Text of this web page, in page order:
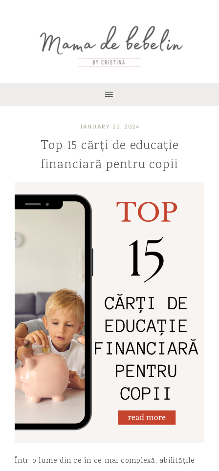
JANUARY 23, 2024
Top 15 cărți de educație
financiară pentru copii
Într-o lume din ce în ce mai complexă, abilitățile